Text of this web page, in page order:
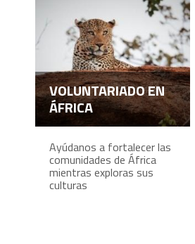
VOLUNTARIADO EN
ÁFRICA
Ayúdanos a fortalecer las
comunidades de África
mientras exploras sus
culturas